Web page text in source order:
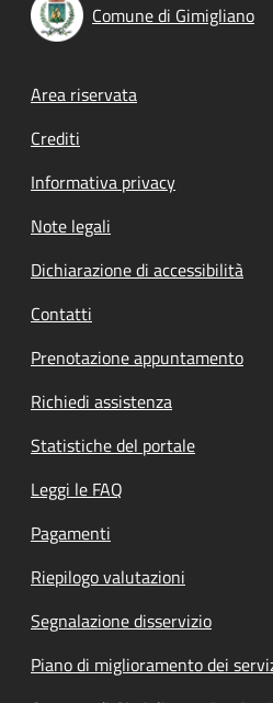
Comune di Gimigliano
Footer menu
Area riservata
Crediti
Informativa privacy
Note legali
Dichiarazione di accessibilità
Contatti
Prenotazione appuntamento
Richiedi assistenza
Statistiche del portale
Leggi le FAQ
Pagamenti
Riepilogo valutazioni
Segnalazione disservizio
Piano di miglioramento dei